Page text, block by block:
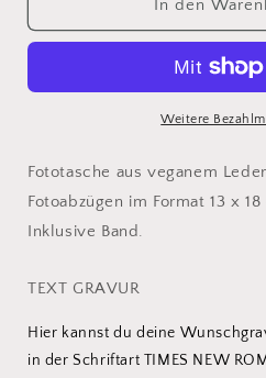
SMILA
BEIGE
für
SMILA
Fototasche
BEIGE
-
In den
Weitere
Fototasche aus veganem
Fotoabzügen im Format 13 x
Inklusive Band.
TEXT GRAVUR
Hier kannst du deine
in der Schriftart TIMES NEW